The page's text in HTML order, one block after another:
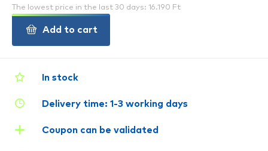
In stock
Delivery time: 1-3 working days
Coupon can be validated
The lowest price in the last 30 days: 16.190 Ft
Add to cart